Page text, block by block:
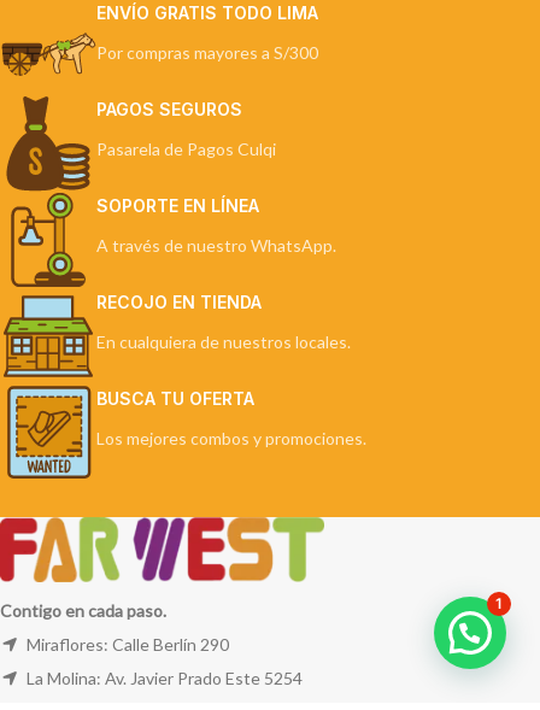
ENVÍO GRATIS TODO LIMA
Por compras mayores a S/300
PAGOS SEGUROS
Pasarela de Pagos Culqi
SOPORTE EN LÍNEA
A través de nuestro WhatsApp.
RECOJO EN TIENDA
En cualquiera de nuestros locales.
BUSCA TU OFERTA
Los mejores combos y promociones.
Contigo en cada paso.
Miraflores: Calle Berlín 290
La Molina: Av. Javier Prado Este 5254
1